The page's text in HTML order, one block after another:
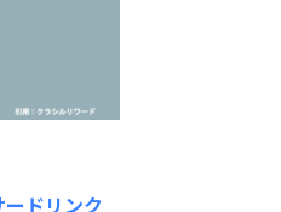
ドリンク